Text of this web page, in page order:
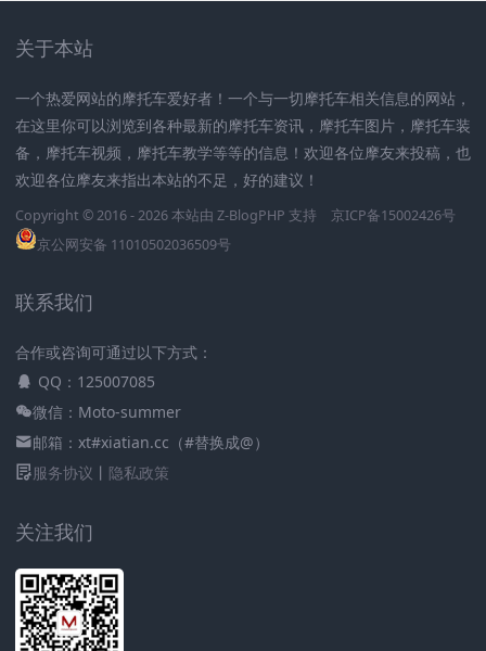
关于本站
一个热爱网站的摩托车爱好者！一个与一切摩托车相关信息的网站，
在这里你可以浏览到各种最新的摩托车资讯，摩托车图片，摩托车装
备，摩托车视频，摩托车教学等等的信息！欢迎各位摩友来投稿，也
欢迎各位摩友来指出本站的不足，好的建议！
Copyright © 2016 - 2026 本站由 Z-BlogPHP 支持
京ICP备15002426号
京公网安备 11010502036509号
联系我们
合作或咨询可通过以下方式：
QQ：125007085
微信：Moto-summer
邮箱：xt#xiatian.cc（#替换成@）
服务协议 丨 隐私政策
关注我们